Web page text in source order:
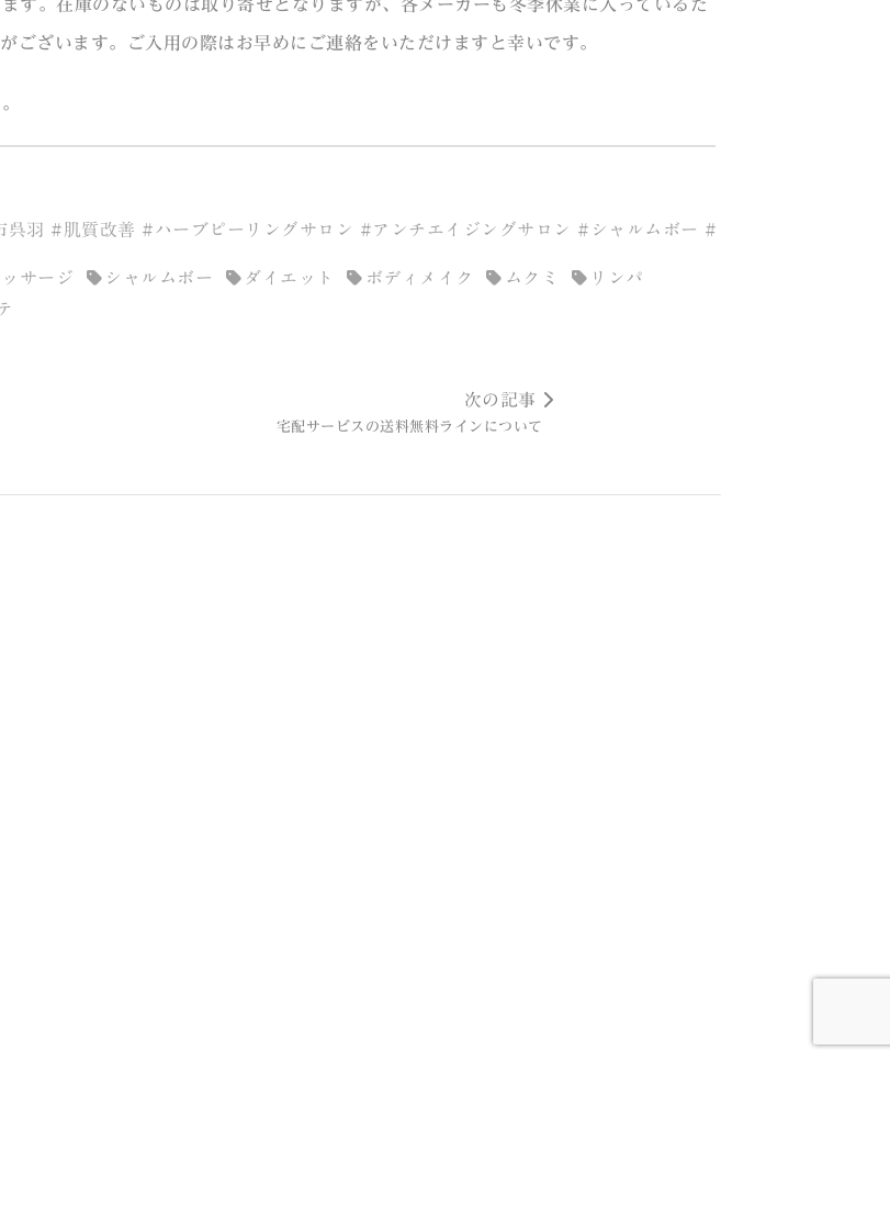
す。在庫のないものは取り寄せとなりますが、各メーカーも冬季休業に入っているた
ざいます。ご入用の際はお早めにご連絡をいただけますと幸いです。
羽 #肌質改善 #ハーブピーリングサロン #アンチエイジングサロン #シャルムボー #
サージ シャルムボー ダイエット ボディメイク ムクミ
リンパ
次の記事
宅配サービスの送料無料ラインについて